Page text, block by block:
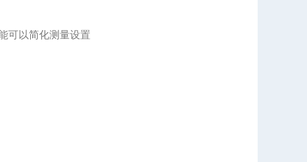
可以简化测量设置